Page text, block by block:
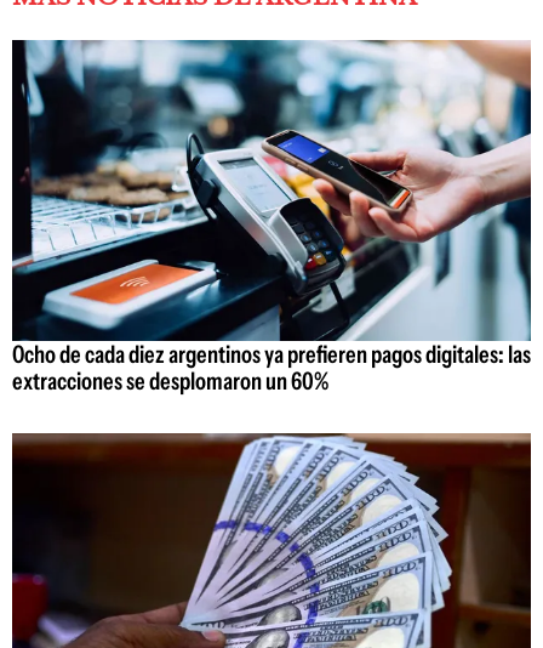
Ocho de cada diez argentinos ya prefieren pagos digitales: las
extracciones se desplomaron un 60%